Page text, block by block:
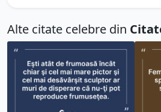
Alte citate celebre din